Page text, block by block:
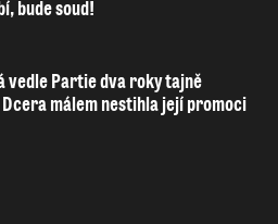
bude soud!
vedle Partie dva roky tajně
málem nestihla její promoci